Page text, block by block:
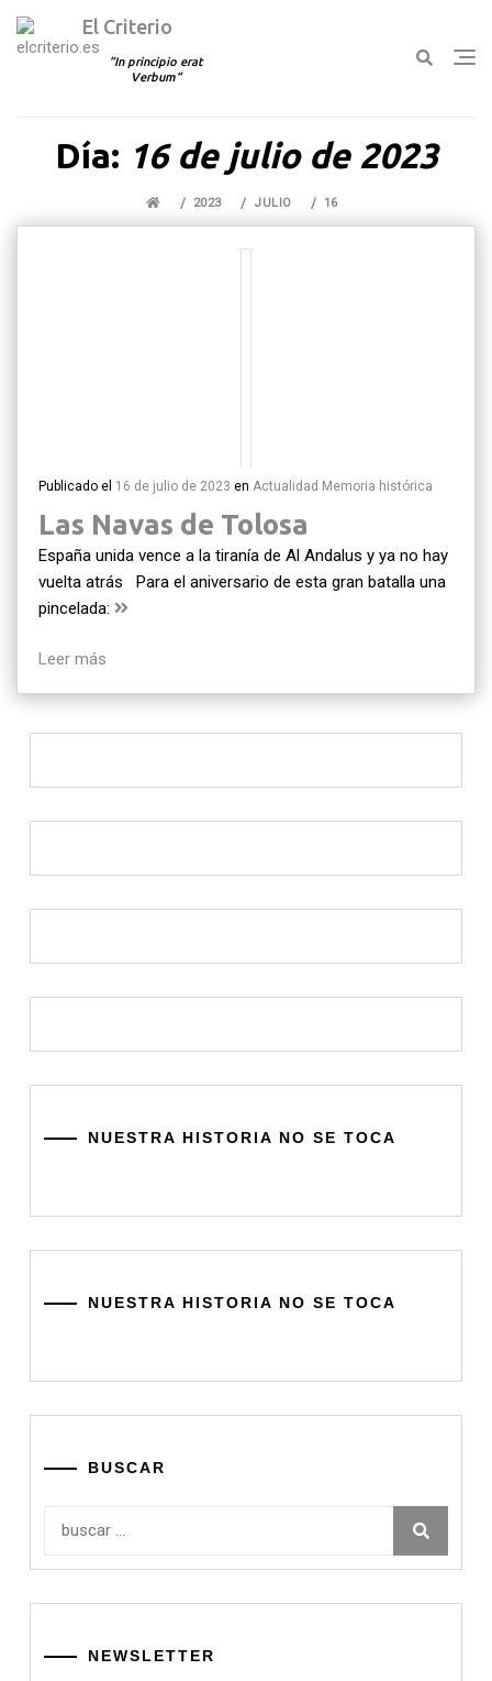
El Criterio
In principio erat
Verbum
Día: 16 de julio de 2023
2023 JULIO 16
Publicado el 16 de julio de 2023 en Actualidad Memoria histórica
Las Navas de Tolosa
España unida vence a la tiranía de Al Andalus y ya no hay
vuelta atrás Para el aniversario de esta gran batalla una
pincelada:
Leer más
NUESTRA HISTORIA NO SE TOCA
NUESTRA HISTORIA NO SE TOCA
BUSCAR
NEWSLETTER